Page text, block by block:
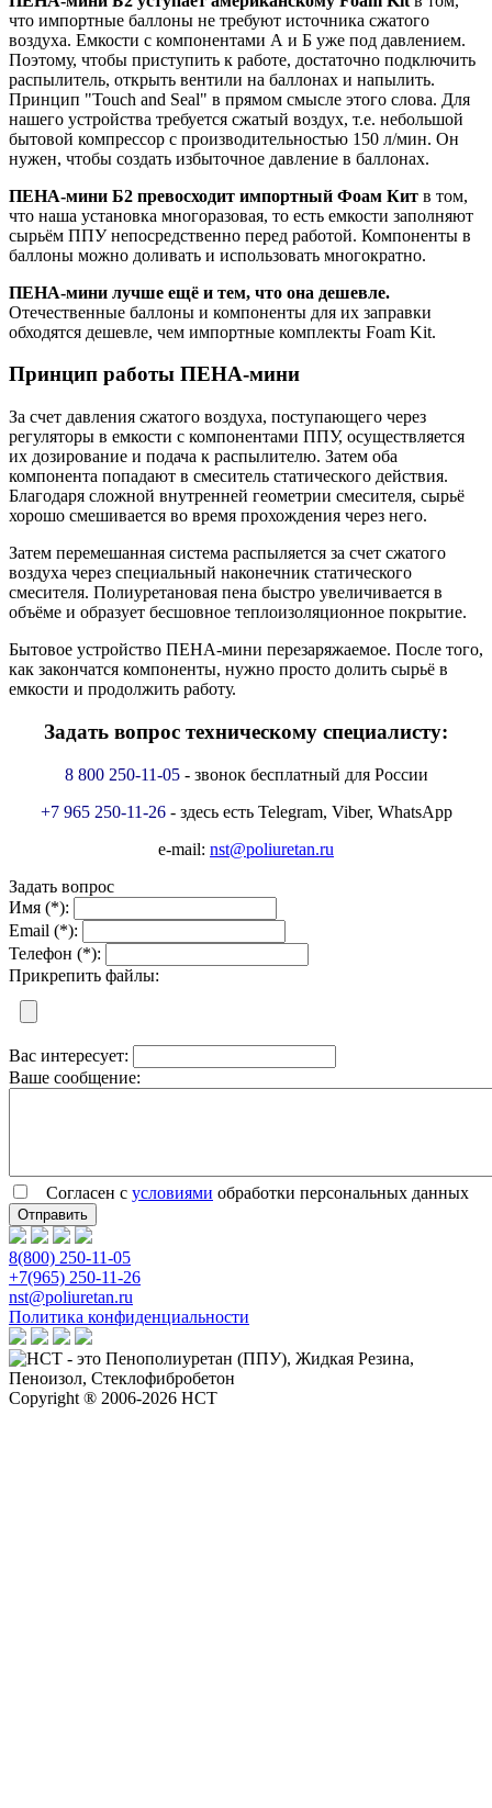
что импортные баллоны не требуют источника сжатого
воздуха. Емкости с компонентами А и Б уже под давлением.
Поэтому, чтобы приступить к работе, достаточно подключить
распылитель, открыть вентили на баллонах и напылить.
Принцип "Touch and Seal" в прямом смысле этого слова. Для
нашего устройства требуется сжатый воздух, т.е. небольшой
бытовой компрессор с производительностью 150 л/мин. Он
нужен, чтобы создать избыточное давление в баллонах.
ПЕНА-мини Б2 превосходит импортный Фоам Кит в том,
что наша установка многоразовая, то есть емкости заполняют
сырьём ППУ непосредственно перед работой. Компоненты в
баллоны можно доливать и использовать многократно.
ПЕНА-мини лучше ещё и тем, что она дешевле.
Отечественные баллоны и компоненты для их заправки
обходятся дешевле, чем импортные комплекты Foam Kit.
Принцип работы ПЕНА-мини
За счет давления сжатого воздуха, поступающего через
регуляторы в емкости с компонентами ППУ, осуществляется
их дозирование и подача к распылителю. Затем оба
компонента попадают в смеситель статического действия.
Благодаря сложной внутренней геометрии смесителя, сырьё
хорошо смешивается во время прохождения через него.
Затем перемешанная система распыляется за счет сжатого
воздуха через специальный наконечник статического
смесителя. Полиуретановая пена быстро увеличивается в
объёме и образует бесшовное теплоизоляционное покрытие.
Бытовое устройство ПЕНА-мини перезаряжаемое. После того,
как закончатся компоненты, нужно просто долить сырьё в
емкости и продолжить работу.
Задать вопрос техническому специалисту:
8 800 250-11-05- звонок бесплатный для России
+7 965 250-11-26- здесь есть Telegram, Viber, WhatsApp
e-mail: nst@poliuretan.ru
Задать вопрос
Имя (*):
Email (*):
Телефон (*):
Прикрепить файлы:
Вас интересует:
Ваше сообщение:
Согласен с условиями обработки персональных данных
8(800) 250-11-05
+7(965) 250-11-26
nst@poliuretan.ru
Политика конфиденциальности
Copyright ® 2006-2026 НСТ